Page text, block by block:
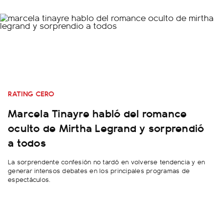
RATING CERO
Marcela Tinayre habló del romance
oculto de Mirtha Legrand y sorprendió
a todos
La sorprendente confesión no tardó en volverse tendencia y en
generar intensos debates en los principales programas de
espectáculos.